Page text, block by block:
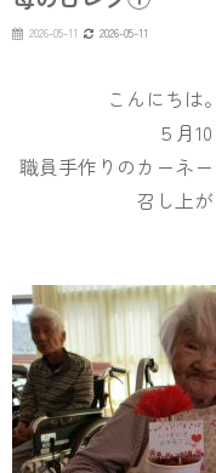
2026-05-11 2026-05-11
こんにちは
５月
職員手作りのカーネ
召し上